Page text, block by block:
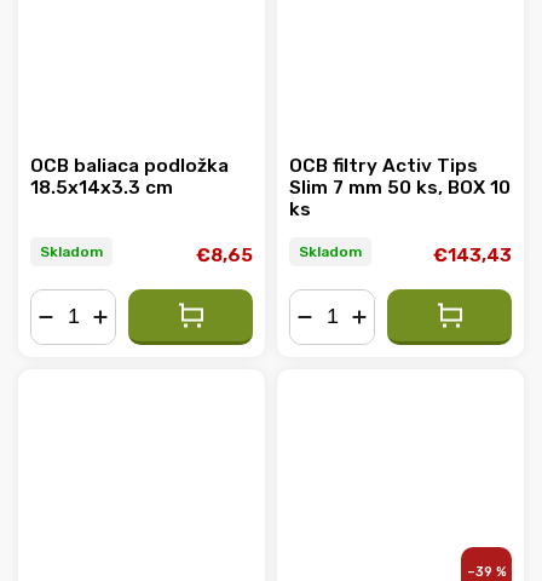
OCB baliaca podložka
18.5x14x3.3 cm
Skladom €8,65
OCB filtry Activ Tips
Slim 7 mm 50 ks, BOX 10
ks
Skladom €143,43
–39 %